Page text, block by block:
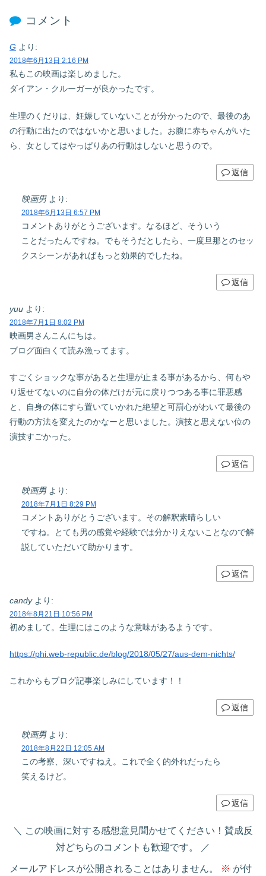
コメント
G より:
2018年6月13日 2:16 PM
私もこの映画は楽しめました。
ダイアン・クルーガーが良かったです。
生理のくだりは、妊娠していないことが分かったので、最後のあ
の行動に出たのではないかと思いました。お腹に赤ちゃんがいた
ら、女としてはやっぱりあの行動はしないと思うので。
返信
映画男 より:
2018年6月13日 6:57 PM
コメントありがとうございます。なるほど、そういう
ことだったんですね。でもそうだとしたら、一度旦那とのセッ
クスシーンがあればもっと効果的でしたね。
返信
yuu より:
2018年7月1日 8:02 PM
映画男さんこんにちは。
ブログ面白くて読み漁ってます。
すごくショックな事があると生理が止まる事があるから、何もや
り返せてないのに自分の体だけが元に戻りつつある事に罪悪感
と、自身の体にすら置いていかれた絶望と可罰心がわいて最後の
行動の方法を変えたのかなーと思いました。演技と思えない位の
演技すごかった。
返信
映画男 より:
2018年7月1日 8:29 PM
コメントありがとうございます。その解釈素晴らしい
ですね。とても男の感覚や経験では分かりえないことなので解
説していただいて助かります。
返信
candy より:
2018年8月21日 10:56 PM
初めまして。生理にはこのような意味があるようです。
https://phi.web-republic.de/blog/2018/05/27/aus-dem-nichts/
これからもブログ記事楽しみにしています！！
返信
映画男 より:
2018年8月22日 12:05 AM
この考察、深いですねえ。これで全く的外れだったら
笑えるけど。
返信
この映画に対する感想意見聞かせてください！賛成反
対どちらのコメントも歓迎です。
メールアドレスが公開されることはありません。 ※ が付